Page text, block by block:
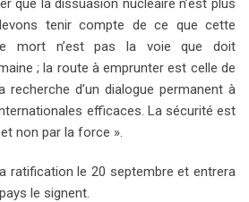
que la dissuasion nucléaire n’est plus
tenir compte de ce que cette
mort n’est pas la voie que doit
; la route à emprunter est celle de
recherche d’un dialogue permanent à
efficaces. La sécurité est
non par la force ».
ratification le 20 septembre et entrera
le signent.